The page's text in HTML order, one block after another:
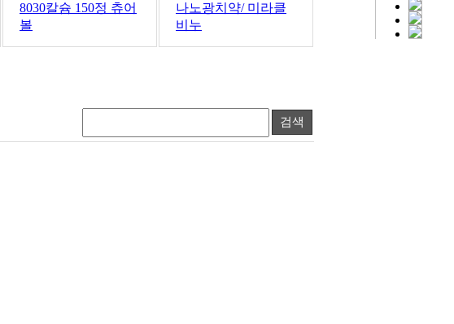
8030칼슘 150정 츄어
볼
나노광치약/ 미라클
비누
검색